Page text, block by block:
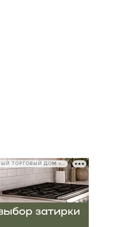
РЕКЛАМА • ООО СТРОИТЕЛЬНЫЙ ТОРГОВЫЙ ДОМ «ПЕТРОВИЧ», ИНН 7802348846